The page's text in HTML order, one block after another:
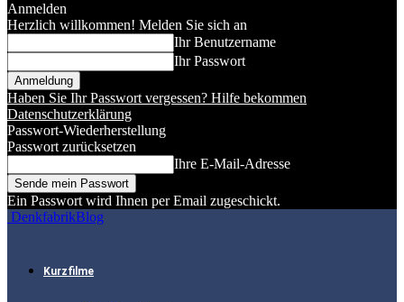
Anmelden
Herzlich willkommen! Melden Sie sich an
Ihr Benutzername
Ihr Passwort
Haben Sie Ihr Passwort vergessen? Hilfe bekommen
Datenschutzerklärung
Passwort-Wiederherstellung
Passwort zurücksetzen
Ihre E-Mail-Adresse
Ein Passwort wird Ihnen per Email zugeschickt.
DenkfabrikBlog
Kurzfilme